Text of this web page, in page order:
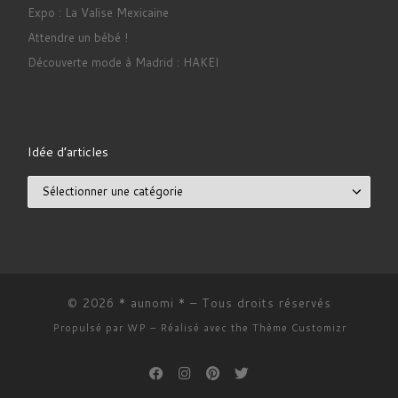
Expo : La Valise Mexicaine
Attendre un bébé !
Découverte mode à Madrid : HAKEI
Idée d’articles
© 2026 * aunomi * – Tous droits réservés
Propulsé par WP – Réalisé avec the Thème Customizr